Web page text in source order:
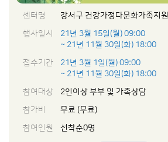
센터명
강서구 건강가정다문화가족지
행사일시
21년 3월 15일(월) 09:00
~ 21년 11월 30일(화) 18:00
접수기간
21년 3월 1일(월) 09:00
~ 21년 11월 30일(화) 18:00
참여대상
2인이상 부부 및 가족상담
참가비
무료 (무료)
참여인원
선착순0명